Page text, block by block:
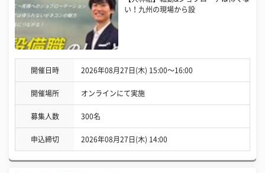
い！九州の現場から設
開催日時 2026年08月27日(木) 15:00〜16:00
開催場所 オンラインにて実施
募集人数 300名
申込締切 2026年08月27日(木) 14:00